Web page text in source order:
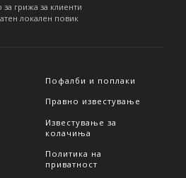
за грижа за клиенти
локален повик
Пофалби и поплаки
Правно известување
Известување за
колачиња
Политика на
приватност